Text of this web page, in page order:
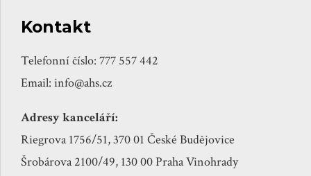
Kontakt
Telefonní číslo: 777 557 442
Email: info@ahs.cz
Adresy kanceláří:
Riegrova 1756/51, 370 01 České Budějovice
Šrobárova 2100/49, 130 00 Praha Vinohrady